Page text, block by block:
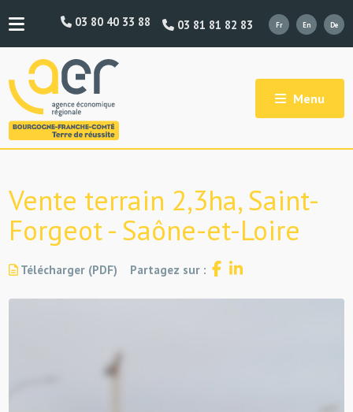
03 81 81 82 83
03 80 40 33 88
Menu
Vente terrain 2,3ha, Saint-
Forgeot - Saône-et-Loire
Télécharger (PDF) Partagez sur :